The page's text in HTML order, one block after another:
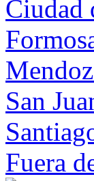
Ciudad
San
Fuera